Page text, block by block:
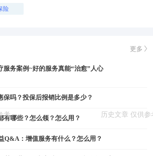
险
更多
服务案例~好的服务真能“治愈”人心
保吗？投保后报销比例是多少？
有哪些？怎么领？怎么用？
Q&A：增值服务有什么？怎么用？